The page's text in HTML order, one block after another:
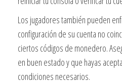
Los jugadores también pueden
configuración de su cuenta no
ciertos códigos de monedero.
en buen estado y que hayas
condiciones necesarios.